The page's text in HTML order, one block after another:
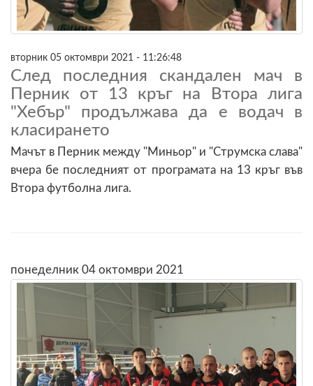
вторник 05 октомври 2021 - 11:26:48
След последния скандален мач в
Перник от 13 кръг на Втора лига
"Хебър" продължава да е водач в
класирането
Мачът в Перник между "Миньор" и "Струмска слава"
вчера бе последният от програмата на 13 кръг във
Втора футболна лига.
понеделник 04 октомври 2021